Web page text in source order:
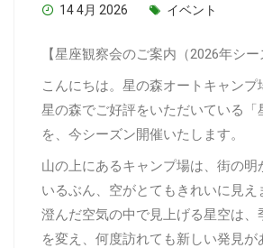
14 4月 2026 イベント
【星座観察会のご案内（2026年シー
こんにちは。星の森オートキャンプ
星の森でご好評をいただいている「
を、今シーズン開催いたします。
山の上にあるキャンプ場は、街の明
いるぶん、空がとてもきれいに見え
澄んだ空気の中で見上げる星空は、
を変え、何度訪れても新しい発見が